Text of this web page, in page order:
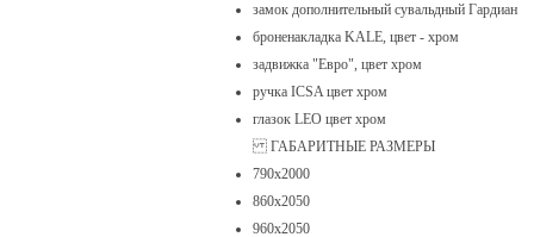
замок дополнительный сувальдный Гардиан
броненакладка KALE, цвет - хром
задвижка "Евро", цвет хром
ручка ICSA цвет хром
глазок LEO цвет хром
ГАБАРИТНЫЕ РАЗМЕРЫ
790х2000
860х2050
960х2050